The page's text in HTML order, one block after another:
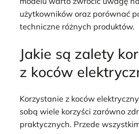
użytkowników oraz porównać
techniczne różnych produktów.
Jakie są zalety
z koców
Korzystanie z koców
sobą wiele korzyści zarówno
praktycznych. Przede